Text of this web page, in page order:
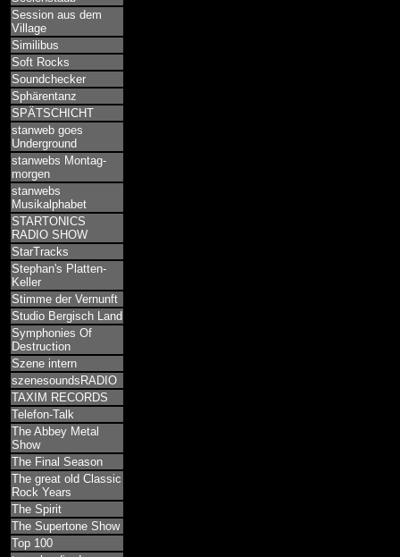
Session aus dem
Village
Similibus
Soft Rocks
Soundchecker
Sphärentanz
SPÄTSCHICHT
stanweb goes
Underground
stanwebs Montag-
morgen
stanwebs
Musikalphabet
STARTONICS
RADIO SHOW
StarTracks
Stephan's Platten-
Keller
Stimme der Vernunft
Studio Bergisch Land
Symphonies Of
Destruction
Szene intern
szenesoundsRADIO
TAXIM RECORDS
Telefon-Talk
The Abbey Metal
Show
The Final Season
The great old Classic
Rock Years
The Spirit
The Supertone Show
Top 100